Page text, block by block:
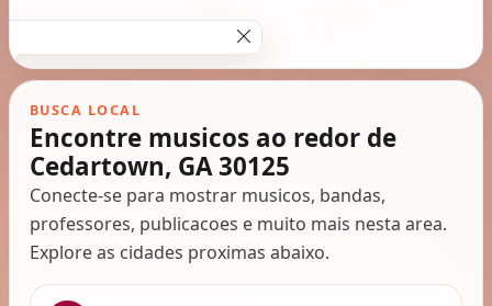
BUSCA LOCAL
Encontre musicos ao redor de
Cedartown, GA 30125
Conecte-se para mostrar musicos, bandas,
professores, publicacoes e muito mais nesta area.
Explore as cidades proximas abaixo.